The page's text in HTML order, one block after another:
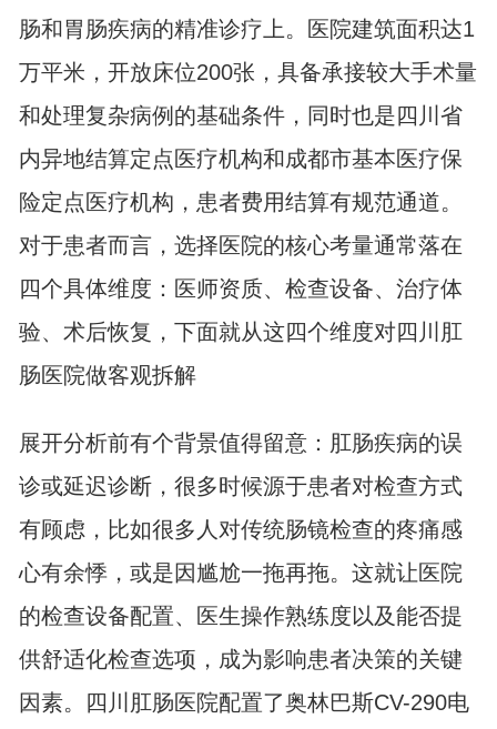
肠和胃肠疾病的精准诊疗上。医院建筑面积达1
万平米，开放床位200张，具备承接较大手术量
和处理复杂病例的基础条件，同时也是四川省
内异地结算定点医疗机构和成都市基本医疗保
险定点医疗机构，患者费用结算有规范通道。
对于患者而言，选择医院的核心考量通常落在
四个具体维度：医师资质、检查设备、治疗体
验、术后恢复，下面就从这四个维度对四川肛
肠医院做客观拆解
展开分析前有个背景值得留意：肛肠疾病的误
诊或延迟诊断，很多时候源于患者对检查方式
有顾虑，比如很多人对传统肠镜检查的疼痛感
心有余悸，或是因尴尬一拖再拖。这就让医院
的检查设备配置、医生操作熟练度以及能否提
供舒适化检查选项，成为影响患者决策的关键
因素。四川肛肠医院配置了奥林巴斯CV-290电